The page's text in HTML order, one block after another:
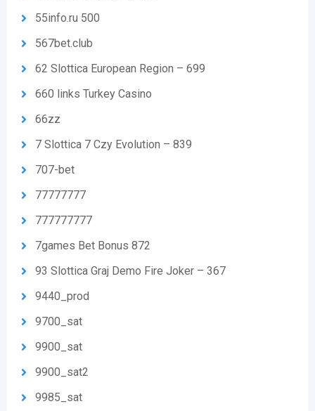
55info.ru 500
567bet.club
62 Slottica European Region – 699
660 links Turkey Casino
66zz
7 Slottica 7 Czy Evolution – 839
707-bet
77777777
777777777
7games Bet Bonus 872
93 Slottica Graj Demo Fire Joker – 367
9440_prod
9700_sat
9900_sat
9900_sat2
9985_sat